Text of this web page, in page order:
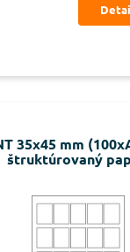
35x45 mm
štruktúrovaný